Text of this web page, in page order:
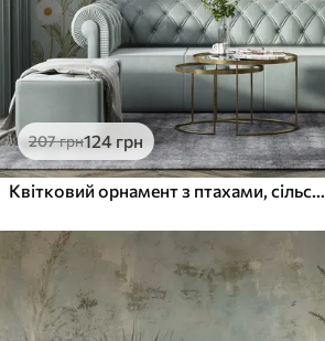
207грн124 грн
Квітковий орнамент з птахами, сільський стиль, ботанічний, луг, синій фон